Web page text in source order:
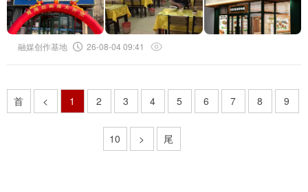
融媒创作基地 26-08-04 09:41
首 < 1 2 3 4 5 6 7 8 9
10 > 尾